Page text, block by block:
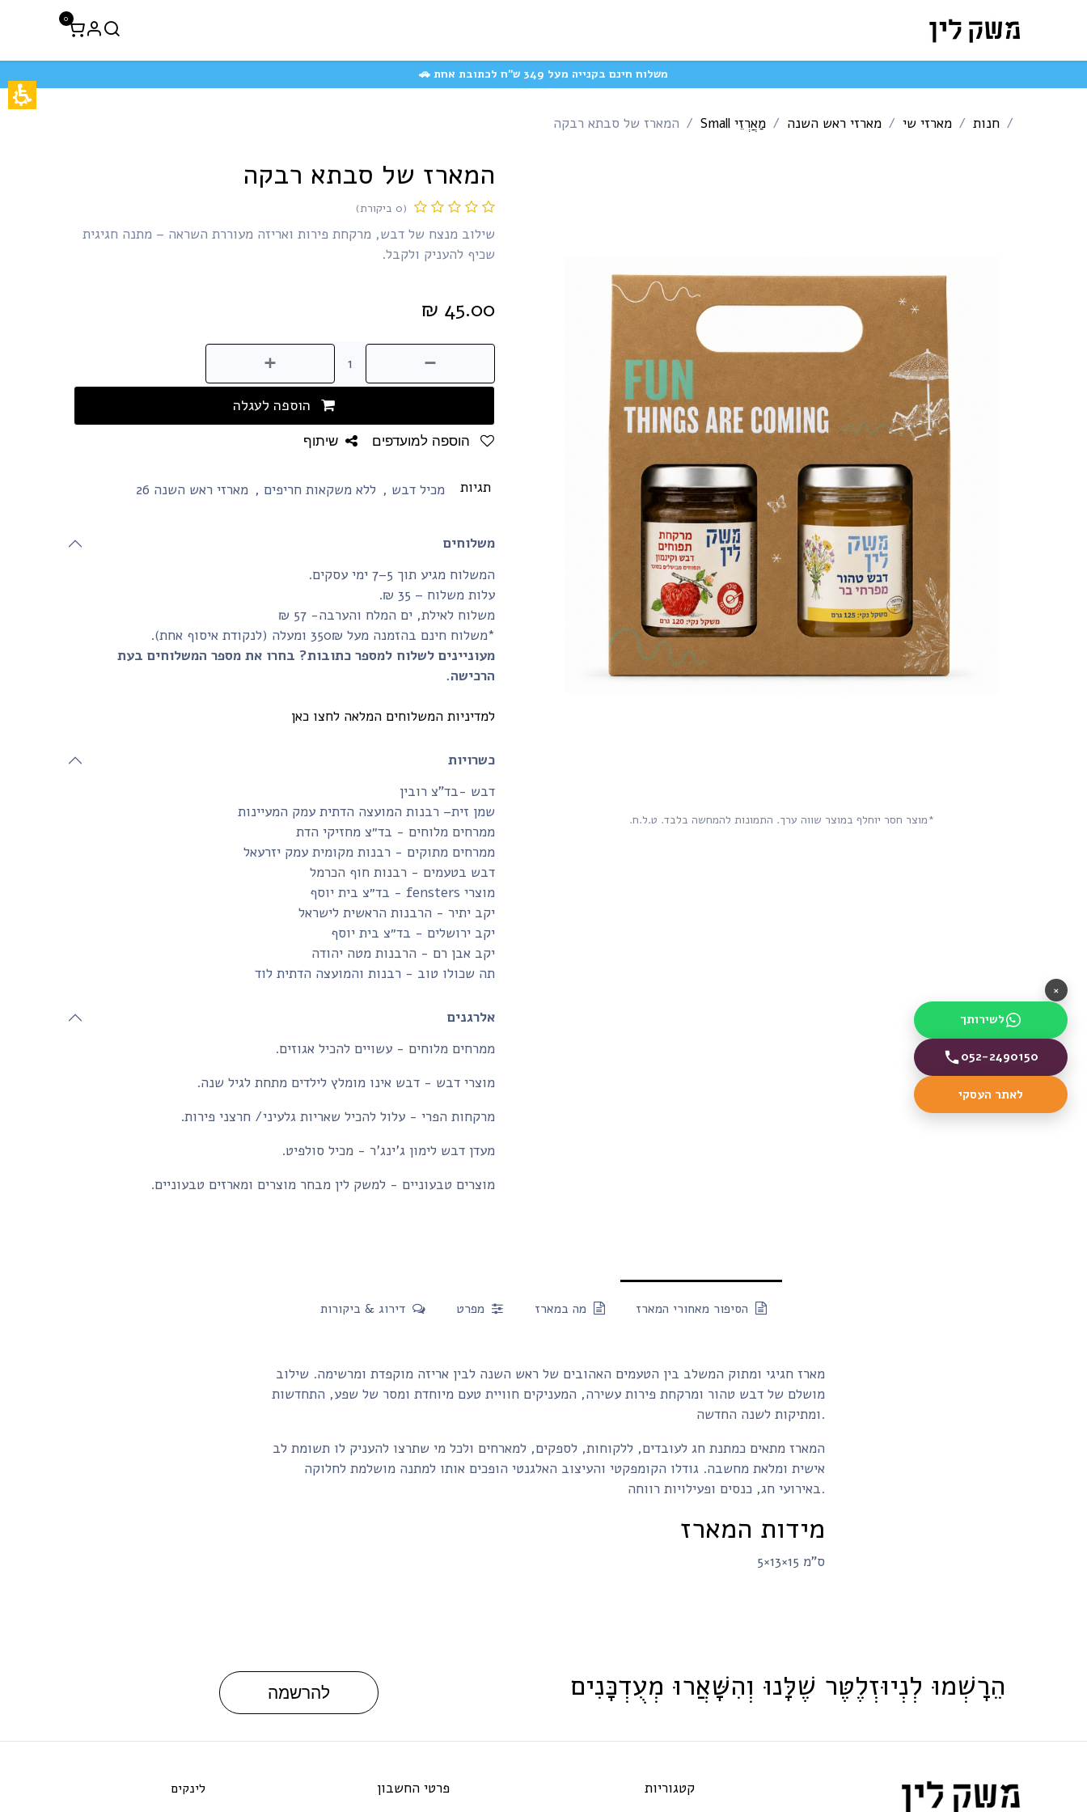
0
משלוח חינם בקנייה מעל 349 ש״ח לכתובת אחת 🚗
חנות מארזי שי מארזי ראש השנה מַאֲרְזֵי Small המארז של סבתא רבקה
*מוצר חסר יוחלף במוצר שווה ערך. התמונות להמחשה בלבד. ט.ל.ח.
המארז של סבתא רבקה
(0 ביקורת)
שילוב מנצח של דבש, מרקחת פירות ואריזה מעוררת השראה – מתנה חגיגית
שכיף להעניק ולקבל.
45.00
₪
הוספה לעגלה
הוספה למועדפים
שיתוף
תגיות מכיל דבש , ללא משקאות חריפים , מארזי ראש השנה 26
משלוחים
המשלוח מגיע תוך 5–7 ימי עסקים.
עלות משלוח – 35 ₪.
משלוח לאילת, ים המלח והערבה- 57 ₪
*משלוח חינם בהזמנה מעל 350₪ ומעלה (לנקודת איסוף אחת).
מעוניינים לשלוח למספר כתובות? בחרו את מספר המשלוחים בעת
הרכישה.
למדיניות המשלוחים המלאה לחצו כאן
כשרויות
דבש -בד”צ רובין
שמן זית– רבנות המועצה הדתית עמק המעיינות
ממרחים מלוחים - בד״צ מחזיקי הדת
ממרחים מתוקים - רבנות מקומית עמק יזרעאל
דבש בטעמים - רבנות חוף הכרמל
מוצרי fensters - בד״צ בית יוסף
יקב יתיר - הרבנות הראשית לישראל
יקב ירושלים - בד״צ בית יוסף
יקב אבן רם - הרבנות מטה יהודה
תה שכולו טוב - רבנות והמועצה הדתית לוד
אלרגנים
ממרחים מלוחים - עשויים להכיל אגוזים.
מוצרי דבש - דבש אינו מומלץ לילדים מתחת לגיל שנה.
מרקחות הפרי - עלול להכיל שאריות גלעיני/ חרצני פירות.
מעדן דבש לימון ג'ינג'ר - מכיל סולפיט.
מוצרים טבעוניים - למשק לין מבחר מוצרים ומארזים טבעוניים.
הסיפור מאחורי המארז מה במארז מפרט דירוג & ביקורות
מארז חגיגי ומתוק המשלב בין הטעמים האהובים של ראש השנה לבין אריזה מוקפדת ומרשימה. שילוב
מושלם של דבש טהור ומרקחת פירות עשירה, המעניקים חוויית טעם מיוחדת ומסר של שפע, התחדשות
ומתיקות לשנה החדשה.
המארז מתאים כמתנת חג לעובדים, ללקוחות, לספקים, למארחים ולכל מי שתרצו להעניק לו תשומת לב
אישית ומלאת מחשבה. גודלו הקומפקטי והעיצוב האלגנטי הופכים אותו למתנה מושלמת לחלוקה
באירועי חג, כנסים ופעילויות רווחה.
מידות המארז
5×13×15 ס"מ
הֵרָשְׁמוּ לְנְיוּזְלֶטֶּר שֶׁלָּנוּ וְהִשָּׁאֲרוּ מְעֻדְכָּנִים להרשמה
×
לשירותך
052-2490150
לאתר העסקי
קטגוריות פרטי החשבון לינקים